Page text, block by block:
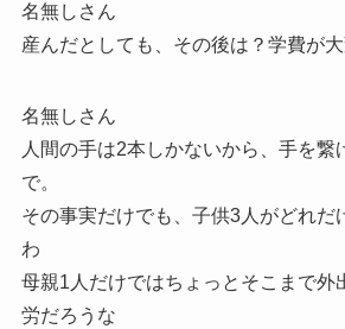
名無しさん
産んだとしても、その後は？学費が
名無しさん
人間の手は2本しかないから、手を繋
で。
その事実だけでも、子供3人がどれだ
わ
母親1人だけではちょっとそこまで外
労だろうな